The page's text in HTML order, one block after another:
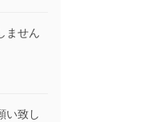
ません
い致し